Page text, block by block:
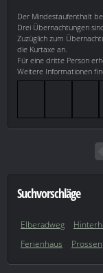
Der Mindestaufenthalt
Drei Übernachtungen
Zuzüglich zum
die Kurtaxe an.
Für eine dritte Person
Weitere Informationen
Suchvorschläge
Elberadweg
Ferienhaus
Prossen